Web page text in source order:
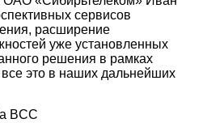
сервисов
расширение
уже установленных
решения в рамках
это в наших дальнейших
BCC